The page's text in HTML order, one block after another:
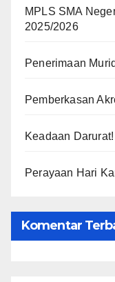
MPLS SMA
2025/2026
Penerimaan
Pemberkasan
Keadaan Darurat!
Perayaan Hari
Komentar